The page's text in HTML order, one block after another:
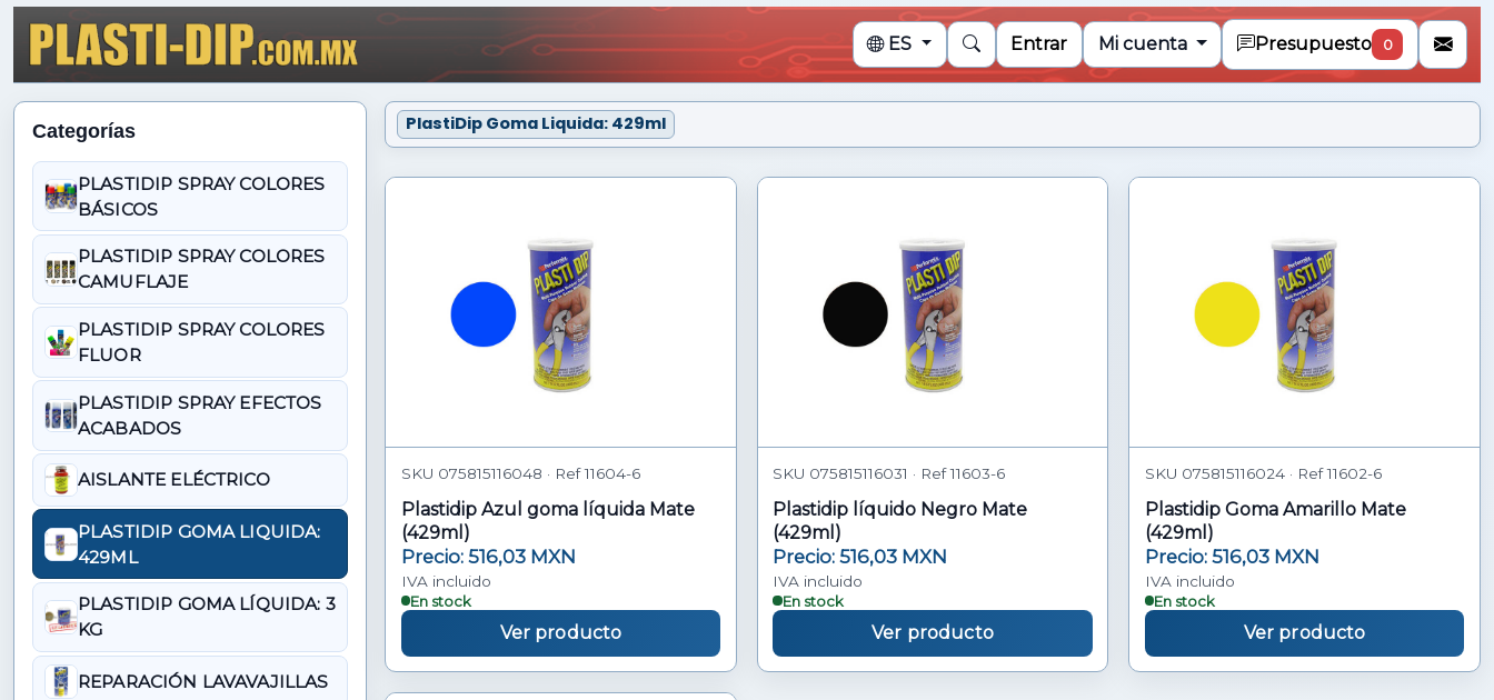
ES Entrar Mi cuenta Presupuesto 0
Categorías
PLASTIDIP SPRAY COLORES
BÁSICOS
PLASTIDIP SPRAY COLORES
CAMUFLAJE
PLASTIDIP SPRAY COLORES
FLUOR
PLASTIDIP SPRAY EFECTOS
ACABADOS
AISLANTE ELÉCTRICO
PLASTIDIP GOMA LIQUIDA:
429ML
PLASTIDIP GOMA LÍQUIDA: 3
KG
REPARACIÓN LAVAVAJILLAS
PlastiDip Goma Liquida: 429ml
SKU 075815116048 · Ref 11604-6
Plastidip Azul goma líquida Mate
(429ml)
Precio: 516,03 MXN
IVA incluido
En stock
Ver producto
SKU 075815116031 · Ref 11603-6
Plastidip líquido Negro Mate
(429ml)
Precio: 516,03 MXN
IVA incluido
En stock
Ver producto
SKU 075815116024 · Ref 11602-6
Plastidip Goma Amarillo Mate
(429ml)
Precio: 516,03 MXN
IVA incluido
En stock
Ver producto